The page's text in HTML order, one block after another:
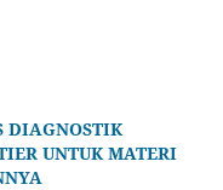
DIAGNOSTIK
UNTUK MATERI